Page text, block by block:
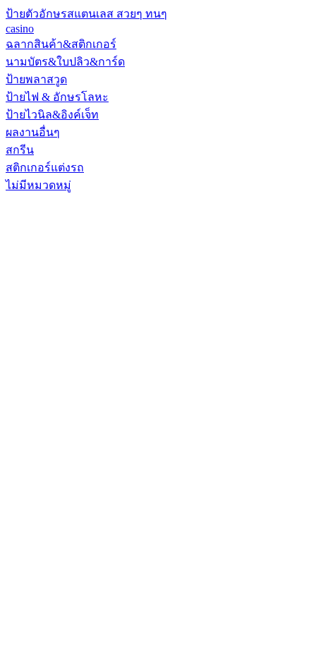
ป้ายตัวอักษรสแตนเลส สวยๆ ทนๆ
casino
ฉลากสินค้า&สติกเกอร์
นามบัตร&ใบปลิว&การ์ด
ป้ายพลาสวูด
ป้ายไฟ & อักษรโลหะ
ป้ายไวนิล&อิงค์เจ็ท
ผลงานอื่นๆ
สกรีน
สติกเกอร์แต่งรถ
ไม่มีหมวดหมู่